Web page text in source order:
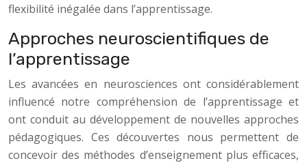
flexibilité inégalée dans l’apprentissage.
Approches neuroscientifiques de
l’apprentissage
Les avancées en neurosciences ont considérablement
influencé notre compréhension de l’apprentissage et
ont conduit au développement de nouvelles approches
pédagogiques. Ces découvertes nous permettent de
concevoir des méthodes d’enseignement plus efficaces,